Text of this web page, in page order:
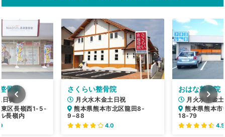
さくらい整骨院
月火水木金土日祝
熊本県熊本市北区龍田8-
9−88
4.0
おはな整骨
月火水木金
熊本県熊本
18-79
4.5
骨院
祝
東区長嶺西1-5-
長嶺内